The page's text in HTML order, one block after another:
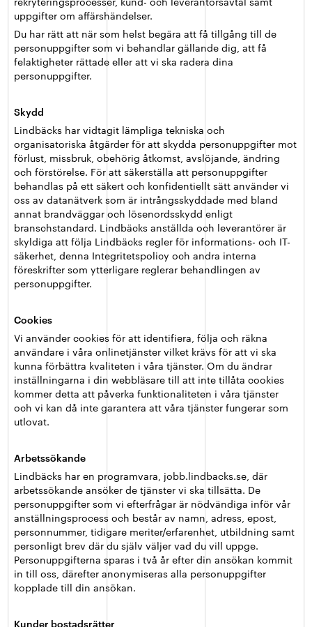
uppgifter om affärshändelser.
Du har rätt att när som helst begära att få tillgång till de
personuppgifter som vi behandlar gällande dig, att få
felaktigheter rättade eller att vi ska radera dina
personuppgifter.
Skydd
Lindbäcks har vidtagit lämpliga tekniska och
organisatoriska åtgärder för att skydda personuppgifter mot
förlust, missbruk, obehörig åtkomst, avslöjande, ändring
och förstörelse. För att säkerställa att personuppgifter
behandlas på ett säkert och konfidentiellt sätt använder vi
oss av datanätverk som är intrångsskyddade med bland
annat brandväggar och lösenordsskydd enligt
branschstandard. Lindbäcks anställda och leverantörer är
skyldiga att följa Lindbäcks regler för informations- och IT-
säkerhet, denna Integritetspolicy och andra interna
föreskrifter som ytterligare reglerar behandlingen av
personuppgifter.
Cookies
Vi använder cookies för att identifiera, följa och räkna
användare i våra onlinetjänster vilket krävs för att vi ska
kunna förbättra kvaliteten i våra tjänster. Om du ändrar
inställningarna i din webbläsare till att inte tillåta cookies
kommer detta att påverka funktionaliteten i våra tjänster
och vi kan då inte garantera att våra tjänster fungerar som
utlovat.
Arbetssökande
Lindbäcks har en programvara, jobb.lindbacks.se, där
arbetssökande ansöker de tjänster vi ska tillsätta. De
personuppgifter som vi efterfrågar är nödvändiga inför vår
anställningsprocess och består av namn, adress, epost,
personnummer, tidigare meriter/erfarenhet, utbildning samt
personligt brev där du själv väljer vad du vill uppge.
Personuppgifterna sparas i två år efter din ansökan kommit
in till oss, därefter anonymiseras alla personuppgifter
kopplade till din ansökan.
Kunder bostadsrätter